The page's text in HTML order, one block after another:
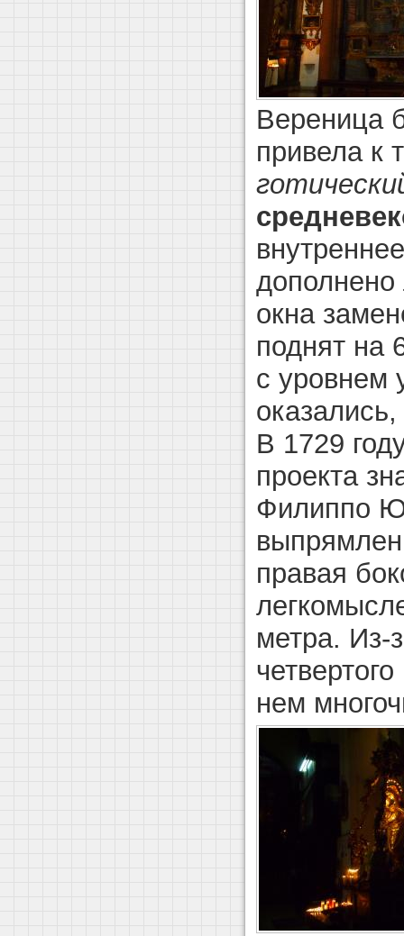
Вереница
привела к
дополнено
окна
поднят на
с уровнем
В 1729
проекта
Филиппо
правая
метра. Из-
нем